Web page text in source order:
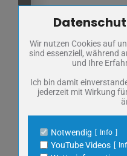
Zum Betrieb der Seite
Name
PHP
Anbieter
Schutz
Cookie Name
Name
Anbieter
Wir nutzen Cookies auf
sind essenziell, während
und Ihre
Ich bin damit
jederzeit mit Wirkung
Notwendig Info
YouTube Videos